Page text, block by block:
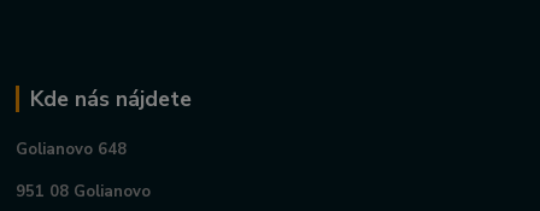
Kde nás nájdete
Golianovo 648
951 08 Golianovo